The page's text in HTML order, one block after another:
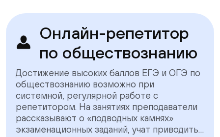
Онлайн-репетитор
по обществознанию
Достижение высоких баллов ЕГЭ и ОГЭ по
обществознанию возможно при
системной, регулярной работе с
репетитором. На занятиях преподаватели
рассказывают о «подводных камнях»
экзаменационных заданий, учат приводить